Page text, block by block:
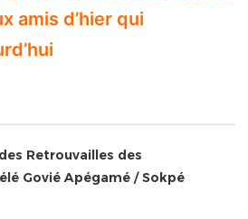
amis d’hier qui
Retrouvailles des
Govié Apégamé / Sokpé